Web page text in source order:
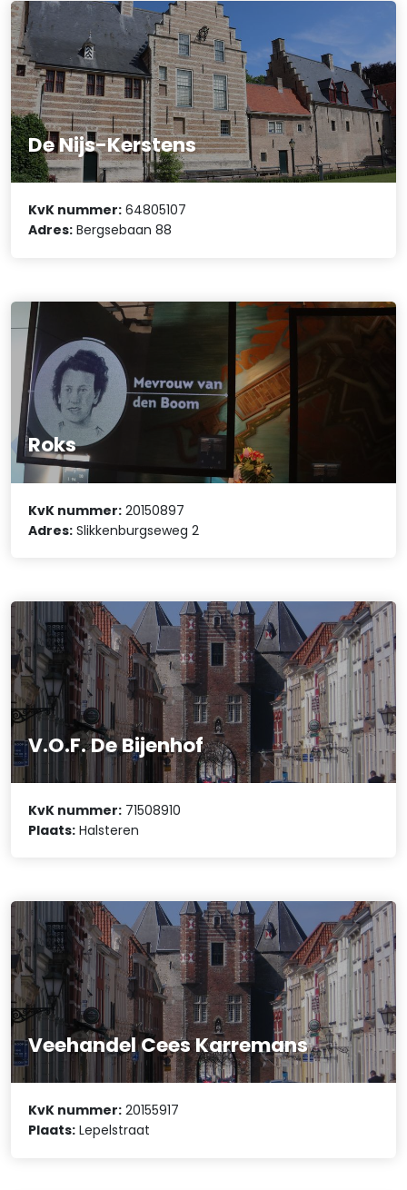
De Nijs-Kerstens
KvK nummer: 64805107
Adres: Bergsebaan 88
Roks
KvK nummer: 20150897
Adres: Slikkenburgseweg 2
V.O.F. De Bijenhof
KvK nummer: 71508910
Plaats: Halsteren
Veehandel Cees Karremans
KvK nummer: 20155917
Plaats: Lepelstraat